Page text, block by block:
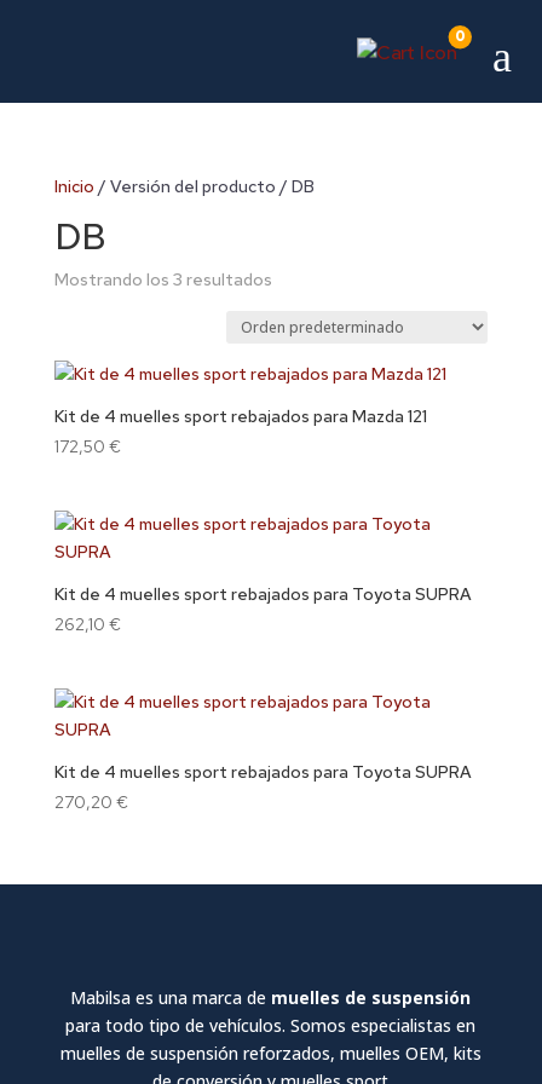
0 a
Inicio / Versión del producto / DB
DB
Mostrando los 3 resultados
Kit de 4 muelles sport rebajados para Mazda 121
172,50 €
Kit de 4 muelles sport rebajados para Toyota SUPRA
262,10 €
Kit de 4 muelles sport rebajados para Toyota SUPRA
270,20 €
Mabilsa es una marca de muelles de suspensión
para todo tipo de vehículos. Somos especialistas en
muelles de suspensión reforzados, muelles OEM, kits